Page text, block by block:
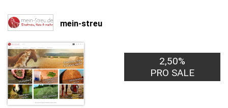
mein-streu
2,50%
PRO SALE